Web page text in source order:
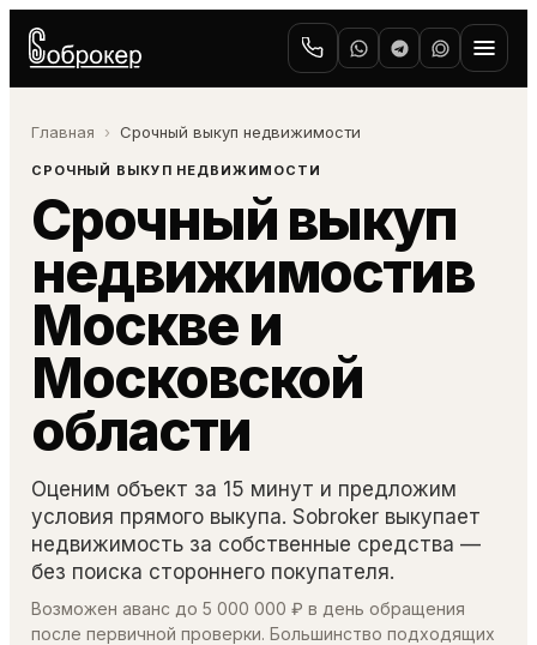
Главная › Срочный выкуп недвижимости
СРОЧНЫЙ ВЫКУП НЕДВИЖИМОСТИ
Срочный выкуп
недвижимостив
Москве и
Московской
области
Оценим объект за 15 минут и предложим
условия прямого выкупа. Sobroker выкупает
недвижимость за собственные средства —
без поиска стороннего покупателя.
Возможен аванс до 5 000 000 ₽ в день обращения
после первичной проверки. Большинство подходящих